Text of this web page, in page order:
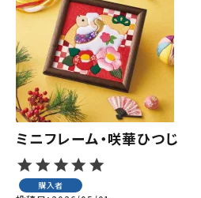
ジャンルで選ぶ
レビューを見る
コーポレートサイト
実店舗案内
デイサービス／
介護施設関係の方へ
ミニフレーム・咲華ひつじ
購入者